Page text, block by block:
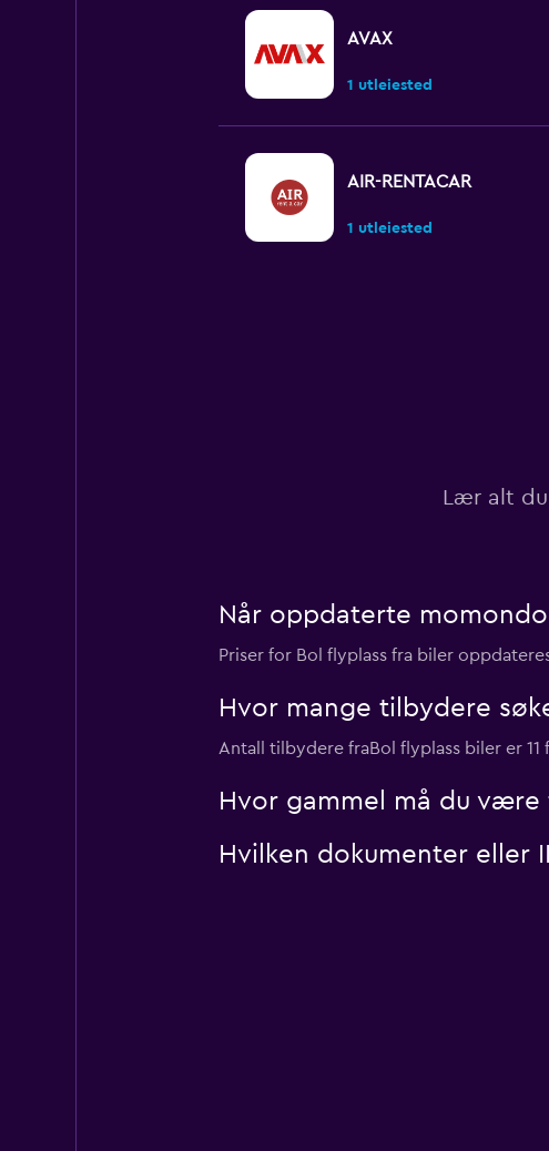
AVAX
1 utleiested
AIR-RENTACAR
1 utleiested
Lær alt
Når oppdaterte
Priser for Bol flyplass fra biler
Hvor mange tilbydere
Antall tilbydere fraBol flyplass biler er 11
Hvor gammel må du
Hvilken dokumenter eller